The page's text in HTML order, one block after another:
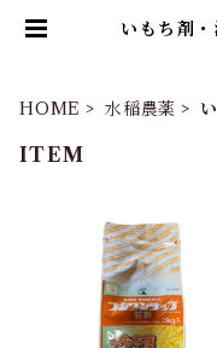
いもち剤
HOME 水稲農薬
ITEM